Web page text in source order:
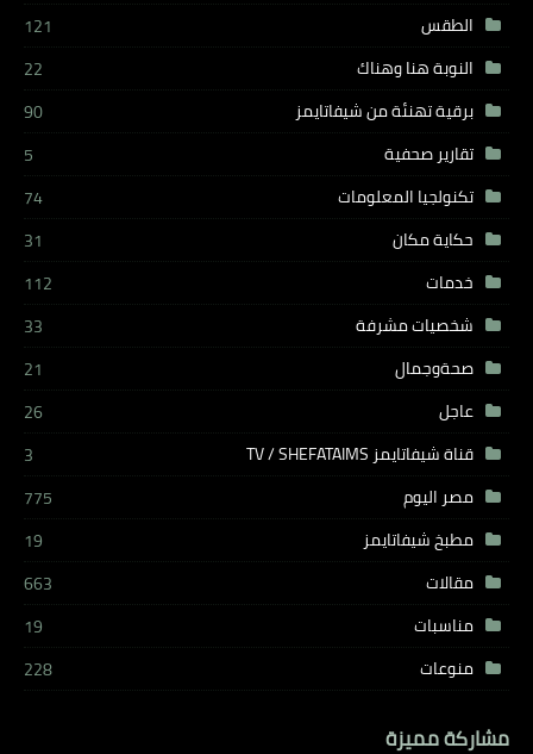
الطقس
121
النوبة هنا وهناك
22
برقية تهنئة من شيفاتايمز
90
تقارير صحفية
5
تكنولجيا المعلومات
74
حكاية مكان
31
خدمات
112
شخصيات مشرفة
33
صحةوجمال
21
عاجل
26
قناة شيفاتايمز TV / SHEFATAIMS
3
مصر اليوم
775
مطبخ شيفاتايمز
19
مقالات
663
مناسبات
19
منوعات
228
مشاركة مميزة